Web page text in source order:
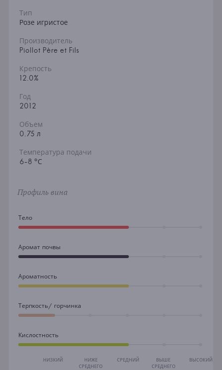
Тип
Розе игристое
Производитель
Piollot Père et Fils
Крепость
12.0%
Год
2012
Объем
0.75 л
Температура подачи
6-8 °С
Профиль вина
Тело
Аромат почвы
Ароматность
Терпкость/ горчинка
Кислостность
НИЗКИЙ
НИЖЕ
СРЕДНЕГО
СРЕДНИЙ
ВЫШЕ
СРЕДНЕГО
ВЫСОКИЙ